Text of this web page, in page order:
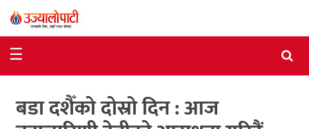
राजनीति
विशेष
☰
बडा दशैँको दोस्रो दिन : आज